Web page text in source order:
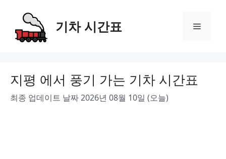
content
기차 시간표 Menu
지평 에서 풍기 가는 기차 시간표
최종 업데이트 날짜 2026년 08월 10일 (오늘)